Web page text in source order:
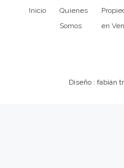
Inicio
Quienes
Somos
en
Diseño : fabián